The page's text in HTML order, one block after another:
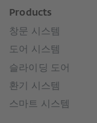
Products
창문 시스템
도어 시스템
슬라이딩 도어
환기 시스템
스마트 시스템